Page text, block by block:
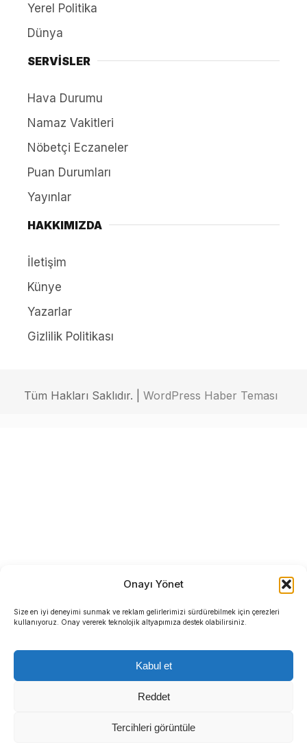
Onayı Yönet
Size en iyi deneyimi sunmak ve reklam gelirlerimizi sürdürebilmek için çerezleri
kullanıyoruz. Onay vererek teknolojik altyapımıza destek olabilirsiniz.
Kabul et
Reddet
Tercihleri görüntüle
Yerel Politika
Dünya
SERVİSLER
Hava Durumu
Namaz Vakitleri
Nöbetçi Eczaneler
Puan Durumları
Yayınlar
HAKKIMIZDA
İletişim
Künye
Yazarlar
Gizlilik Politikası
Tüm Hakları Saklıdır. | WordPress Haber Teması